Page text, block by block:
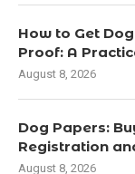
How to Get
Proof: A
August 8, 2026
Dog Papers:
Registration
August 8, 2026